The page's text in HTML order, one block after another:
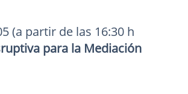
(a partir de las 16:30 h
para la Mediación